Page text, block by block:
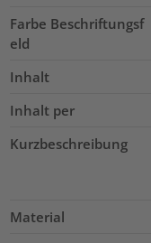
Farbe Beschriftungsf
eld
Inhalt
Inhalt per
Kurzbeschreibung
Material